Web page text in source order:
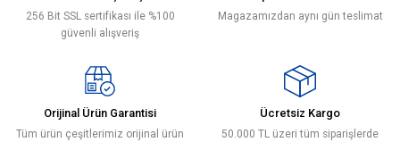
Ürün resmi kalitesiz, bozuk veya görüntülenemiyor.
Ürün bilgilerinde hatalar bulunuyor.
Ürün fiyatı diğer sitelerden daha pahalı.
Bu ürüne benzer farklı alternatifler olmalı.
256 Bit SSL sertifikası ile %100
güvenli alışveriş
Magazamızdan aynı gün teslimat
Orijinal Ürün Garantisi
Tüm ürün çeşitlerimiz orijinal ürün
Ücretsiz Kargo
50.000 TL üzeri tüm siparişlerde